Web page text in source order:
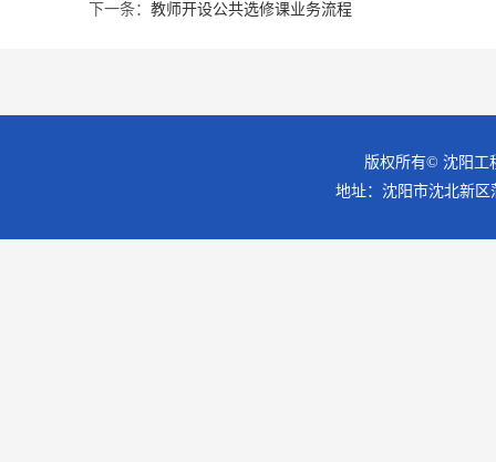
下一条： 教师开设公共选修课业务流程
版权所有© 沈阳工
地址：沈阳市沈北新区